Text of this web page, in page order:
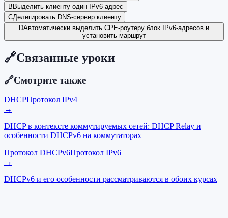
B Выделить клиенту один IPv6-адрес
CДелегировать DNS-сервер клиенту
DАвтоматически выделить CPE-роутеру блок IPv6-адресов и
установить маршрут
🔗Связанные уроки
🔗Смотрите также
DHCPПротокол IPv4
→
DHCP в контексте коммутируемых сетей: DHCP Relay и
особенности DHCPv6 на коммутаторах
Протокол DHCPv6Протокол IPv6
→
DHCPv6 и его особенности рассматриваются в обоих курсах